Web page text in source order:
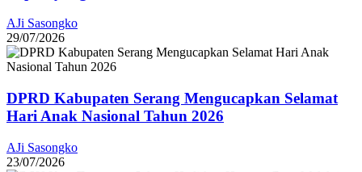
AJi Sasongko
29/07/2026
DPRD Kabupaten Serang Mengucapkan Selamat
Hari Anak Nasional Tahun 2026
AJi Sasongko
23/07/2026